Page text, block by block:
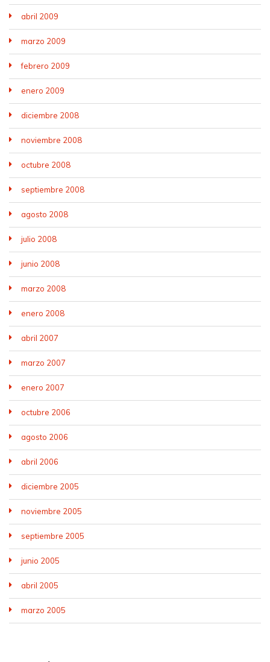
abril 2009
marzo 2009
febrero 2009
enero 2009
diciembre 2008
noviembre 2008
octubre 2008
septiembre 2008
agosto 2008
julio 2008
junio 2008
marzo 2008
enero 2008
abril 2007
marzo 2007
enero 2007
octubre 2006
agosto 2006
abril 2006
diciembre 2005
noviembre 2005
septiembre 2005
junio 2005
abril 2005
marzo 2005